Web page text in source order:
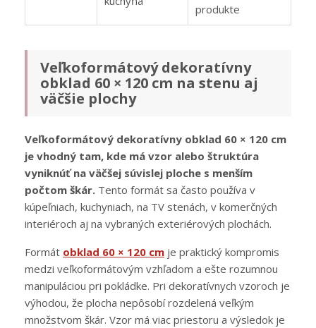
produkte
Veľkoformátový dekoratívny
obklad 60 × 120 cm na stenu aj
väčšie plochy
Veľkoformátový dekoratívny obklad 60 × 120 cm
je vhodný tam, kde má vzor alebo štruktúra
vyniknúť na väčšej súvislej ploche s menším
počtom škár. Tento formát sa často používa v
kúpeľniach, kuchyniach, na TV stenách, v komerčných
interiéroch aj na vybraných exteriérových plochách.
Formát obklad 60 × 120 cm je praktický kompromis
medzi veľkoformátovým vzhľadom a ešte rozumnou
manipuláciou pri pokládke. Pri dekoratívnych vzoroch je
výhodou, že plocha nepôsobí rozdelená veľkým
množstvom škár. Vzor má viac priestoru a výsledok je